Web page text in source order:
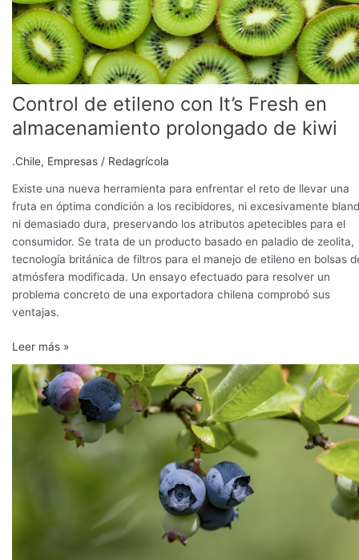
Control de etileno con It’s Fresh en
almacenamiento prolongado de kiwi
.Chile, Empresas / Redagrícola
Existe una nueva herramienta para enfrentar el reto de llevar una
fruta en óptima condición a los recibidores, ni excesivamente
ni demasiado dura, preservando los atributos apetecibles para el
consumidor. Se trata de un producto basado en paladio de zeolita,
tecnología británica de filtros para el manejo de etileno en bolsas
atmósfera modificada. Un ensayo efectuado para resolver un
problema concreto de una exportadora chilena comprobó sus
ventajas.
kiwi
Leer más »
Potencial
varietal
en